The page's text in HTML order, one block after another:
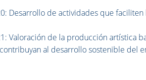
Desarrollo de actividades que
Valoración de la producción artística
al desarrollo sostenible del